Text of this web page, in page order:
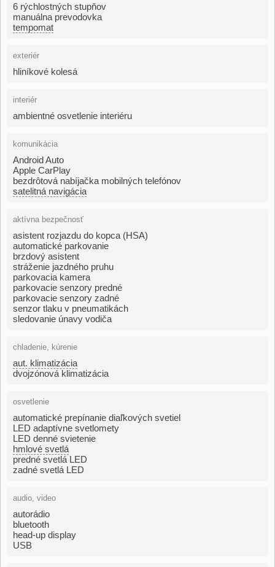
6 rýchlostných stupňov
manuálna prevodovka
tempomat
exteriér
hliníkové kolesá
interiér
ambientné osvetlenie interiéru
komunikácia
Android Auto
Apple CarPlay
bezdrôtová nabíjačka mobilných telefónov
satelitná navigácia
aktívna bezpečnosť
asistent rozjazdu do kopca (HSA)
automatické parkovanie
brzdový asistent
stráženie jazdného pruhu
parkovacia kamera
parkovacie senzory predné
parkovacie senzory zadné
senzor tlaku v pneumatikách
sledovanie únavy vodiča
chladenie, kúrenie
aut. klimatizácia
dvojzónová klimatizácia
osvetlenie
automatické prepínanie diaľkových svetiel
LED adaptívne svetlomety
LED denné svietenie
hmlové svetlá
predné svetlá LED
zadné svetlá LED
audio, video
autorádio
bluetooth
head-up display
USB